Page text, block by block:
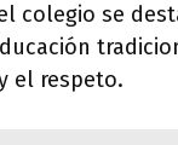
colegio se
el respeto.